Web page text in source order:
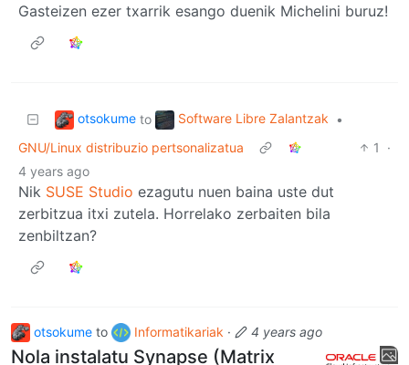
Gasteizen ezer txarrik esango duenik Michelini buruz!
otsokume to Software Libre Zalantzak
•
GNU/Linux distribuzio pertsonalizatua
1
·
4 years ago
Nik SUSE Studio ezagutu nuen baina uste dut
zerbitzua itxi zutela. Horrelako zerbaiten bila
zenbiltzan?
otsokume to Informatikariak · 4 years ago
Nola instalatu Synapse (Matrix